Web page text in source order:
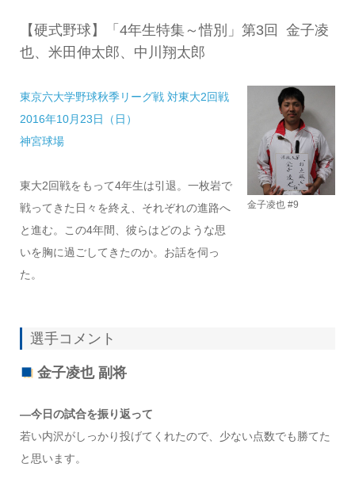
【硬式野球】「4年生特集～惜別」第3回 金子凌
也、米田伸太郎、中川翔太郎
東京六大学野球秋季リーグ戦 対東大2回戦
2016年10月23日（日）
神宮球場
東大2回戦をもって4年生は引退。一枚岩で
戦ってきた日々を終え、それぞれの進路へ
と進む。この4年間、彼らはどのような思
いを胸に過ごしてきたのか。お話を伺っ
た。
金子凌也 #9
選手コメント
金子凌也 副将
—今日の試合を振り返って
若い内沢がしっかり投げてくれたので、少ない点数でも勝てた
と思います。